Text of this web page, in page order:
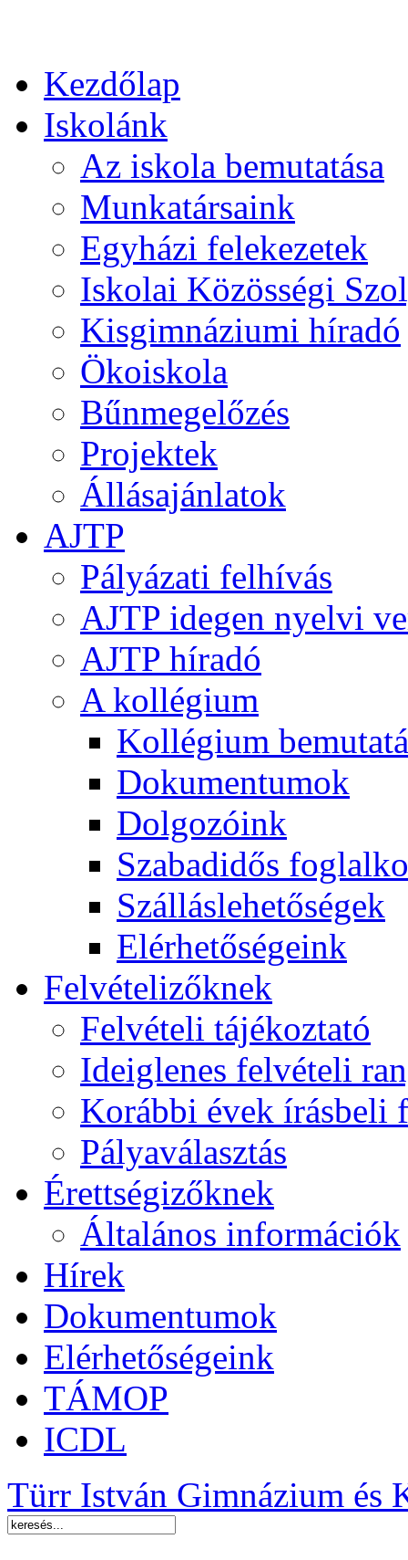
Kezdőlap
Iskolánk
Az iskola bemutatása
Munkatársaink
Egyházi felekezetek
Iskolai Közösségi
Kisgimnáziumi híradó
Ökoiskola
Bűnmegelőzés
Projektek
Állásajánlatok
AJTP
Pályázati felhívás
AJTP idegen nyelvi
AJTP híradó
A kollégium
Kollégium
Dokumentumok
Dolgozóink
Szabadidős
Szálláslehetőségek
Elérhetőségeink
Felvételizőknek
Felvételi tájékoztató
Ideiglenes felvételi
Korábbi évek írásbeli
Pályaválasztás
Érettségizőknek
Általános információk
Hírek
Dokumentumok
Elérhetőségeink
TÁMOP
ICDL
Türr István Gimnázium és